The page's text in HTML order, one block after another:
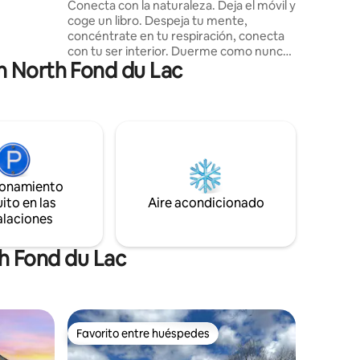
Conecta con la naturaleza. Deja el móvil y
coge un libro. Despeja tu mente,
concéntrate en tu respiración, conecta
con tu ser interior. Duerme como nunca
antes lo habías hecho, acompañado solo
por el sonido de los búhos y el viento en
extensos y bien mantenidos para
practicar senderismo, esquí o ciclismo
Fattire te llevan a través de imponentes
maderas duras, pinos blancos de catedral
North Fond du Lac
en las
Aire acondicionado
Fond du Lac
Favorito entre huéspedes
Favorito entre huéspedes